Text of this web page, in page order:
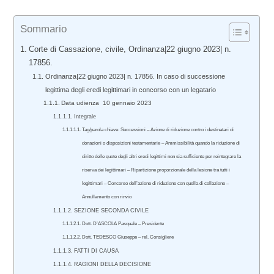
Sommario
Corte di Cassazione, civile, Ordinanza|22 giugno 2023| n.
17856.
Ordinanza|22 giugno 2023| n. 17856. In caso di successione
legittima degli eredi legittimari in concorso con un legatario
Data udienza 10 gennaio 2023
Integrale
Tag/parola chiave: Successioni – Azione di riduzione contro i destinatari di
donazioni o disposizioni testamentarie – Ammissibilità quando la riduzione di
diritto delle quote degli altri eredi legittimi non sia sufficiente per reintegrare la
riserva dei legittimari – Ripartizione proporzionale della lesione tra tutti i
legittimari – Concorso dell’azione di riduzione con quella di collazione –
Annullamento con rinvio
SEZIONE SECONDA CIVILE
Dott. D’ASCOLA Pasquale – Presidente
Dott. TEDESCO Giuseppe – rel. Consigliere
FATTI DI CAUSA
RAGIONI DELLA DECISIONE